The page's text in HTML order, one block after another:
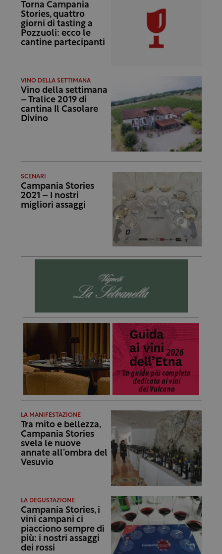
Torna Campania
Stories, quattro
giorni di tasting a
Pozzuoli: ecco le
cantine partecipanti
VINO DELLA SETTIMANA
Vino della settimana
– Tralice 2019 di
cantina Il Casolare
Divino
SCENARI
Campania Stories
2021 – I nostri
migliori assaggi
LA MANIFESTAZIONE
Tra mito e bellezza,
Campania Stories
svela le nuove
annate all’ombra del
Vesuvio
LA DEGUSTAZIONE
Campania Stories, i
vini campani ci
piacciono sempre di
più: i nostri assaggi
dei rossi